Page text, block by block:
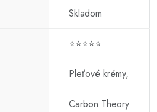
Skladom
⭐⭐⭐⭐⭐
Pleťové krémy,
Carbon Theory